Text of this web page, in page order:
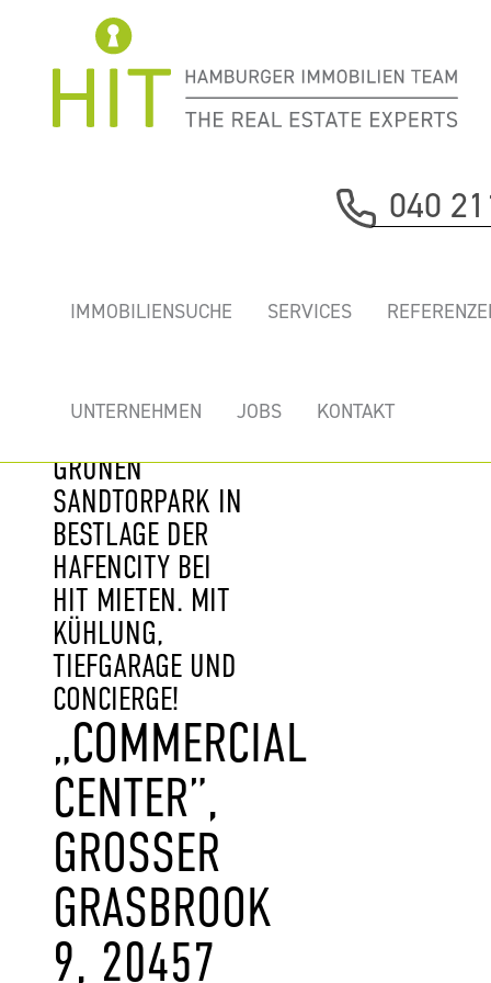
040
IMMOBILIENSUCHE SERVICES
UNTERNEHMEN JOBS KONTAKT
„COMMERCIAL
TOP BÜROS
GRÜNEN
SANDTORPARK IN
BESTLAGE DER
HAFENCITY BEI
HIT MIETEN. MIT
KÜHLUNG,
TIEFGARAGE UND
CONCIERGE!
„COMMERCIAL
CENTER”,
GROSSER G
RASBROOK 9
, 20457 H